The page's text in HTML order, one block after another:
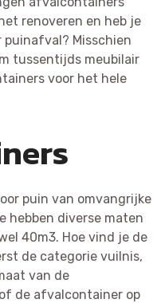
renoveren en heb je
Misschien
tussentijds meubilair
voor het hele
puin van omvangrijke
hebben diverse maten
40m3. Hoe vind je de
de categorie vuilnis,
van de
de afvalcontainer op